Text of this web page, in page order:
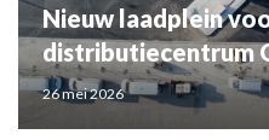
Nieuw laadplein
distributiecentrum
26 mei 2026